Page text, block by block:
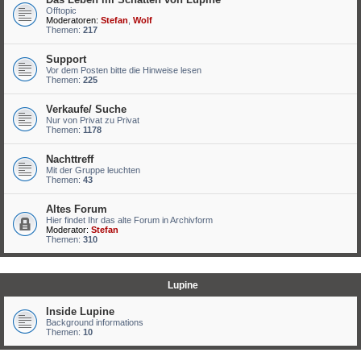
Offtopic
Moderatoren: Stefan Wolf
Themen: 217
Support
Vor dem Posten bitte die Hinweise lesen
Themen: 225
Verkaufe/ Suche
Nur von Privat zu Privat
Themen: 1178
Nachttreff
Mit der Gruppe leuchten
Themen: 43
Altes Forum
Hier findet Ihr das alte Forum in Archivform
Moderator: Stefan
Themen: 310
Lupine
Inside Lupine
Background informations
Themen: 10